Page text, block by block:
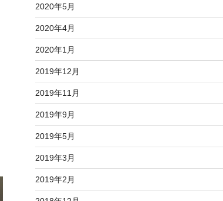
2020年5月
2020年4月
2020年1月
2019年12月
2019年11月
2019年9月
2019年5月
2019年3月
2019年2月